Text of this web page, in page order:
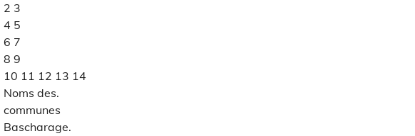
2 3
4 5
6 7
8 9
10 11 12 13 14
Noms des.
communes
Bascharage.